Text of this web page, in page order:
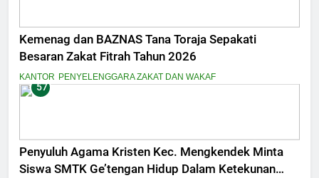
Kemenag dan BAZNAS Tana Toraja Sepakati
Besaran Zakat Fitrah Tahun 2026
KANTOR PENYELENGGARA ZAKAT DAN WAKAF
57
Penyuluh Agama Kristen Kec. Mengkendek Minta
Siswa SMTK Ge’tengan Hidup Dalam Ketekunan